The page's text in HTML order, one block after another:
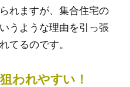
れますが、集合住宅の
うような理由を引っ張
てるのです。
われやすい！